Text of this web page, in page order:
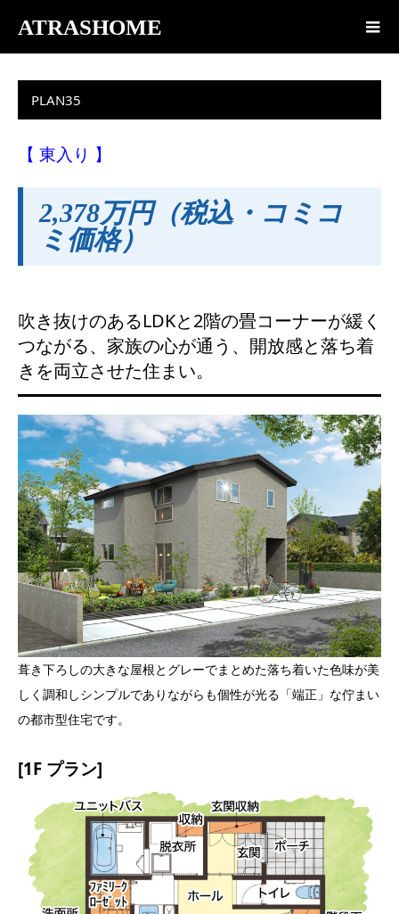
ATRASHOME
PLAN35
【 東入り 】
2,378万円（税込・コミコ
ミ価格）
吹き抜けのあるLDKと2階の畳コーナーが緩く
つながる、家族の心が通う、開放感と落ち着
きを両立させた住まい。
葺き下ろしの大きな屋根とグレーでまとめた落ち着いた色味が美
しく調和しシンプルでありながらも個性が光る「端正」な佇まい
の都市型住宅です。
[1F プラン]